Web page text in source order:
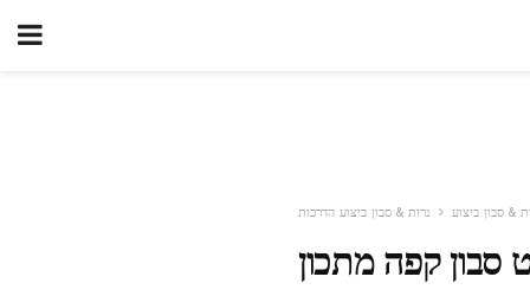
& סבון ביצוע נרות & סבון ביצוע הדרכות
סבון קפה מתכון